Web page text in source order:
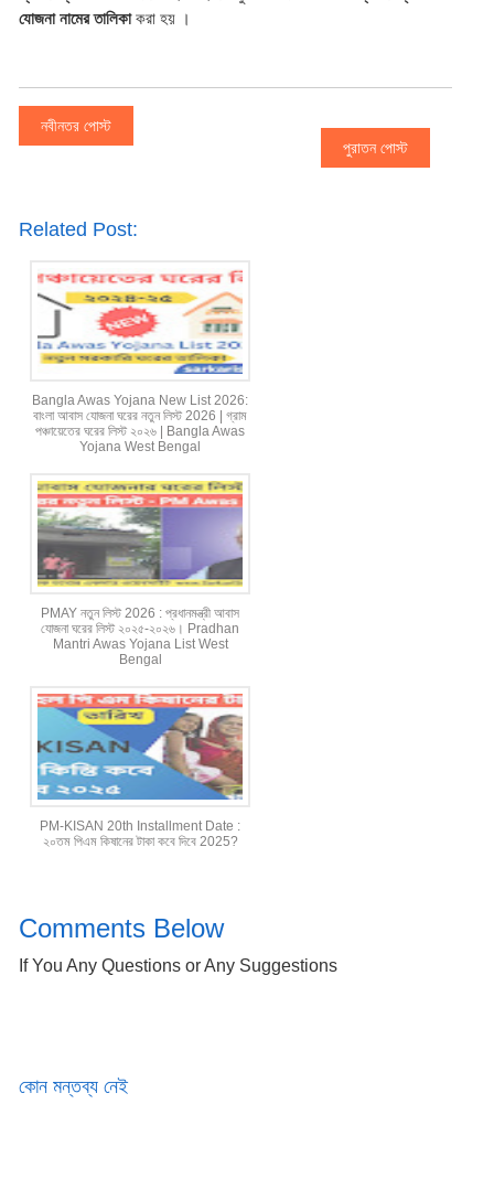
যোজনা নামের তালিকা করা হয় ।
নবীনতর পোস্ট
পুরাতন পোস্ট
Related Post:
Bangla Awas Yojana New List 2026:
বাংলা আবাস যোজনা ঘরের নতুন লিস্ট 2026 | গ্রাম
পঞ্চায়েতের ঘরের লিস্ট ২০২৬ | Bangla Awas
Yojana West Bengal
PMAY নতুন লিস্ট 2026 : প্রধানমন্ত্রী আবাস
যোজনা ঘরের লিস্ট ২০২৫-২০২৬। Pradhan
Mantri Awas Yojana List West
Bengal
PM-KISAN 20th Installment Date :
২০তম পিএম কিষানের টাকা কবে দিবে 2025?
Comments Below
If You Any Questions or Any Suggestions
কোন মন্তব্য নেই